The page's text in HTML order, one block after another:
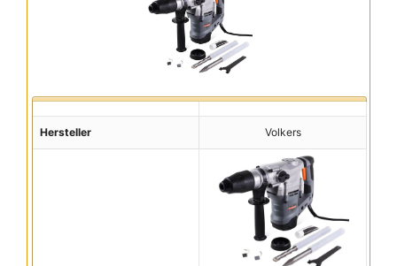
Hersteller Volkers